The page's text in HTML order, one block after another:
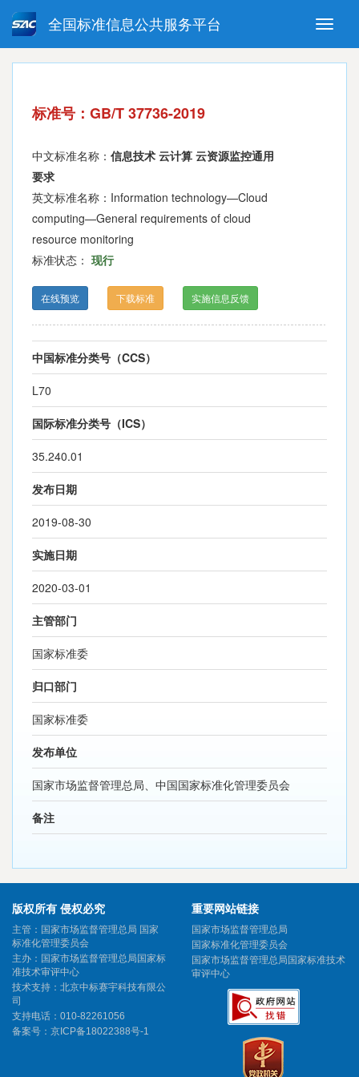
Toggle
全国标准信息公共服务平台
强制性国家标准 推荐性国家标准
指导性技术文件 (National standards in foreign
标准号：GB/T 37736-2019
中文标准名称： 信息技术 云计算 云资源监控通用
要求
英文标准名称：Information technology—Cloud
computing—General requirements of cloud
resource monitoring
标准状态： 现行
在线预览 下载标准 实施信息反馈
中国标准分类号（CCS）
L70
国际标准分类号（ICS）
35.240.01
发布日期
2019-08-30
实施日期
2020-03-01
主管部门
国家标准委
归口部门
国家标准委
发布单位
国家市场监督管理总局、中国国家标准化管理委员会
备注
版权所有 侵权必究
主管：国家市场监督管理总局 国家
标准化管理委员会
主办：国家市场监督管理总局国家标
准技术审评中心
技术支持：北京中标赛宇科技有限公
司
支持电话：010-82261056
备案号： 京ICP备18022388号-1
重要网站链接
国家市场监督管理总局
国家标准化管理委员会
国家市场监督管理总局国家标准技术
审评中心